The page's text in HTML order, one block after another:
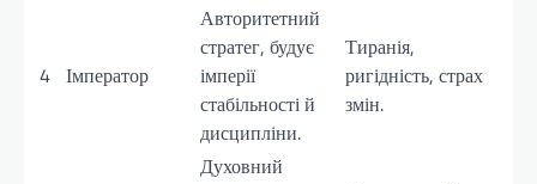
4 Імператор
Авторитетний
стратег, будує
імперії
стабільності й
дисципліни.
Тиранія,
ригідність, страх
змін.
Духовний